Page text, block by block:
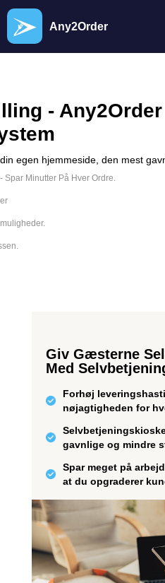
Any2Order
-
egen hjemmeside, den mest
Minutter På Hver Ordre.
Giv Gæsterne
Med
Forhøj
nøjagtigheden for
gavnlige og mindre
Spar meget på
at du opgraderer